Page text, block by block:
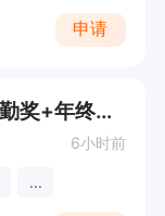
申请
咨询顾问 【五险+带薪休假+全勤奖+年终奖+年终假】
6小时前
...